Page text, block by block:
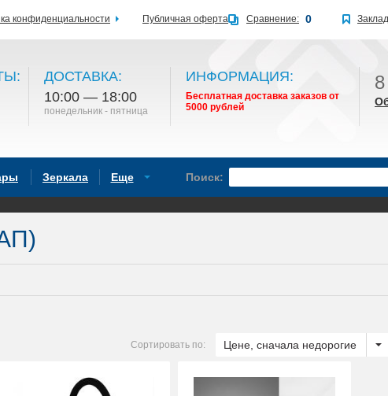
ДОСТАВКА:
10:00 — 18:00
понедельник - пятница
ИНФОРМАЦИЯ:
Бесплатная доставка заказов от
5000 рублей
Зеркала Еще Поиск:
Сортировать по: Цене, сначала недорогие
конфиденциальности Публичная оферта Сравнение: 0